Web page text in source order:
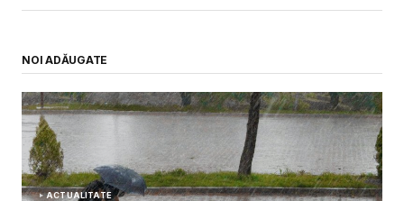
NOI ADĂUGATE
ACTUALITATE